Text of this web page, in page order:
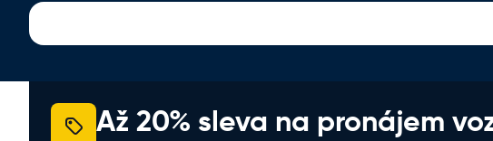
Až 20% sleva na pronájem